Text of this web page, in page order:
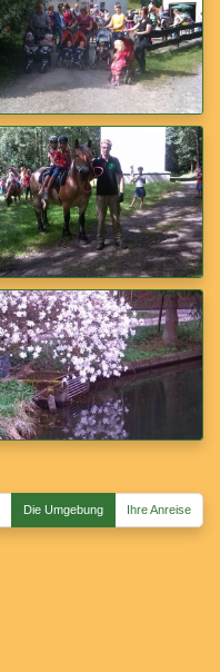
Die Umgebung Ihre Anreise